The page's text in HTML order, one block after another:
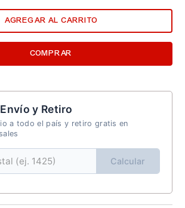
AGREGAR AL CARRITO
COMPRAR
y Retiro
a todo el país y retiro gratis en
Calcular